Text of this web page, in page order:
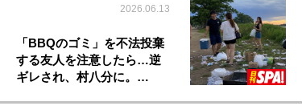
2026.06.13
「BBQのゴミ」を不法投棄
する友人を注意したら…逆
ギレされ、村八分に。…